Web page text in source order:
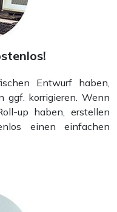
Entwurf haben,
ggf. korrigieren. Wenn
up haben, erstellen
einen einfachen